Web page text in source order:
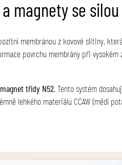
magnety se silou
membránou z kovové slitiny,
povrchu membrány při
třídy N52. Tento systém
lehkého materiálu CCAW (mědí